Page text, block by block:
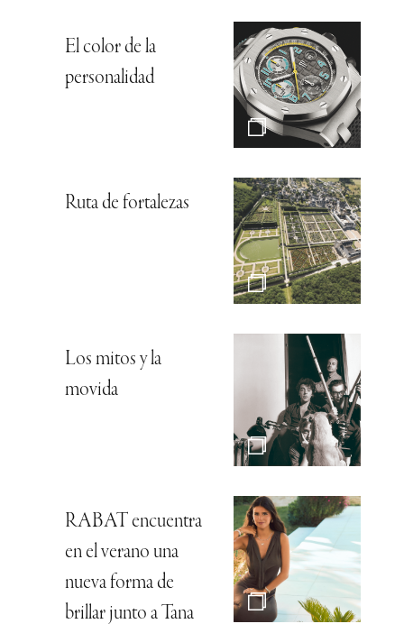
El color de la
personalidad
Ruta de fortalezas
Los mitos y la
movida
RABAT encuentra
en el verano una
nueva forma de
brillar junto a Tana